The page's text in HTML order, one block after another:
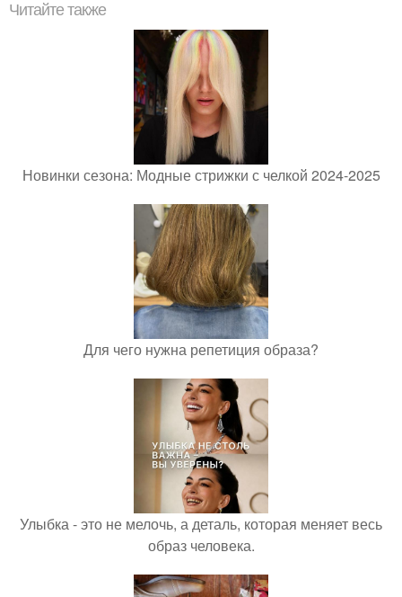
Читайте также
Новинки сезона: Модные стрижки с челкой 2024-2025
Для чего нужна репетиция образа?
Улыбка - это не мелочь, а деталь, которая меняет весь
образ человека.